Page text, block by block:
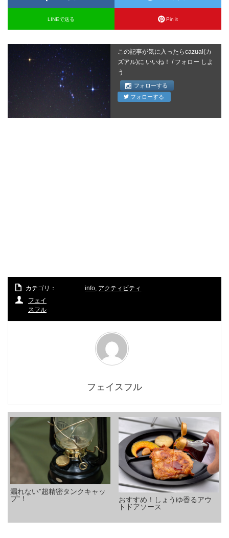
LINEで送る Pin it
この記事が気に入ったらcazual(カ
ズアル)に いいね！ / フォロー しよ
う
フォローする
フォローする
カテゴリ： info, アクティビティ
フェイ
スフル
フェイスフル
漏れない”超精密タンクキャッ
プ”！
おすすめ！しょうゆ香るアウ
トドアソース